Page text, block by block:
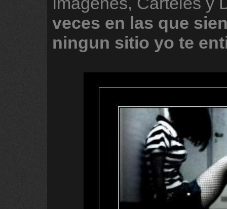
veces en las que
ningun sitio yo te